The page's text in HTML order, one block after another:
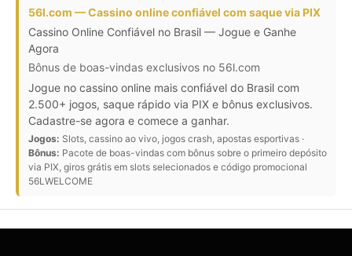
56l.com — Cassino online confiável com saque via PIX
Cassino Online Confiável no Brasil — Jogue e Ganhe
Agora
Bônus de boas-vindas exclusivos no 56l.com
Jogue no cassino online mais confiável do Brasil com
2.500+ jogos, saque rápido via PIX e bônus exclusivos.
Cadastre-se agora e comece a ganhar.
Jogos: Slots, cassino ao vivo, jogos crash, apostas esportivas ·
Bônus: Pacote de boas-vindas com bônus sobre o primeiro depósito
via PIX, giros grátis em slots selecionados e código promocional
56LWELCOME